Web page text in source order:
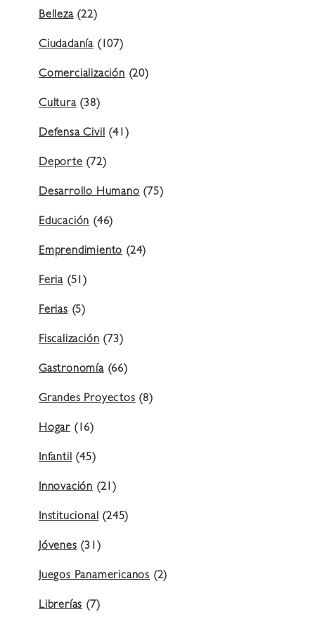
Belleza(22)
Ciudadanía (107)
Comercialización (20)
Cultura(38)
Defensa Civil (41)
Deporte (72)
Desarrollo Humano (75)
Educación (46)
Emprendimiento (24)
Feria (51)
Ferias (5)
Fiscalización (73)
Gastronomía(66)
Grandes Proyectos (8)
Hogar (16)
Infantil (45)
Innovación (21)
Institucional (245)
Jóvenes (31)
Juegos Panamericanos (2)
Librerías (7)